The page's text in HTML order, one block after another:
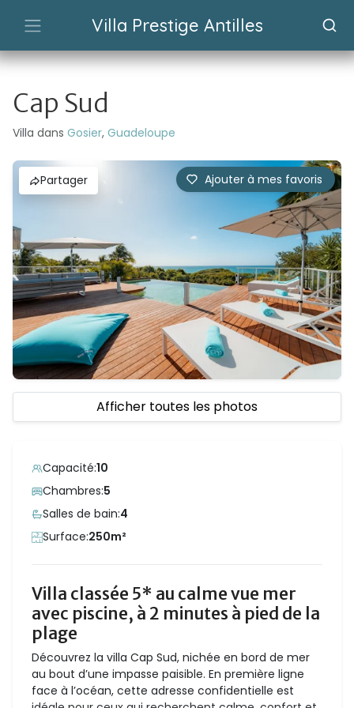
Villa Prestige Antilles
Cap Sud
Villa dans Gosier, Guadeloupe
Ajouter à mes favoris
Partager
Afficher toutes les photos
Capacité:10
Chambres:5
Salles de bain:4
Surface:250m²
Villa classée 5* au calme vue mer
avec piscine, à 2 minutes à pied de la
plage
Découvrez la villa Cap Sud, nichée en bord de mer
au bout d’une impasse paisible. En première ligne
face à l’océan, cette adresse confidentielle est